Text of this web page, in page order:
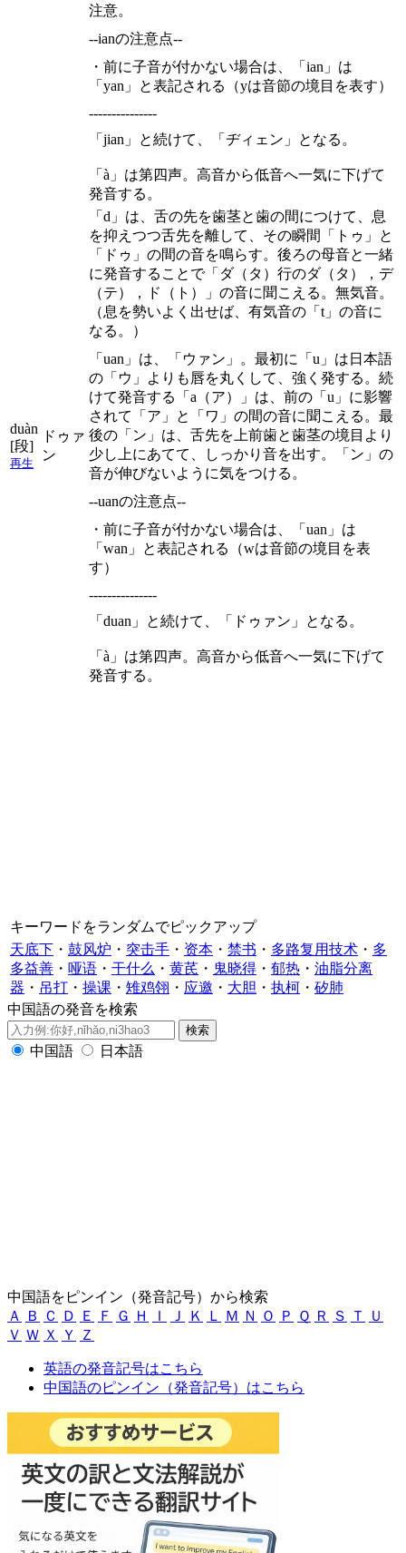
注意。
--ianの注意点--
・前に子音が付かない場合は、「ian」は
「yan」と表記される（yは音節の境目を表す）
---------------
「jian」と続けて、「ヂィェン」となる。
「à」は第四声。高音から低音へ一気に下げて
発音する。
duàn
[段]
再生
ドゥァ
ン
「d」は、舌の先を歯茎と歯の間につけて、息
を抑えつつ舌先を離して、その瞬間「トゥ」と
「ドゥ」の間の音を鳴らす。後ろの母音と一緒
に発音することで「ダ（タ）行のダ（タ），デ
（テ），ド（ト）」の音に聞こえる。無気音。
（息を勢いよく出せば、有気音の「t」の音に
なる。）
「uan」は、「ウァン」。最初に「u」は日本語
の「ウ」よりも唇を丸くして、強く発する。続
けて発音する「a（ア）」は、前の「u」に影響
されて「ア」と「ワ」の間の音に聞こえる。最
後の「ン」は、舌先を上前歯と歯茎の境目より
少し上にあてて、しっかり音を出す。「ン」の
音が伸びないように気をつける。
--uanの注意点--
・前に子音が付かない場合は、「uan」は
「wan」と表記される（wは音節の境目を表
す）
---------------
「duan」と続けて、「ドゥァン」となる。
「à」は第四声。高音から低音へ一気に下げて
発音する。
キーワードをランダムでピックアップ
天底下 ・ 鼓风炉 ・ 突击手 ・ 资本 ・ 禁书 ・ 多路复用技术 ・ 多
多益善 ・ 哑语 ・ 干什么 ・ 黄芪 ・ 鬼晓得 ・ 郁热 ・ 油脂分离
器 ・ 吊打 ・ 操课 ・ 雉鸡翎 ・ 应邀 ・ 大胆 ・ 执柯 ・ 矽肺
中国語の発音を検索
中国語 日本語
中国語をピンイン（発音記号）から検索
Ａ
Ｂ Ｃ Ｄ Ｅ Ｆ Ｇ Ｈ Ｉ Ｊ Ｋ Ｌ Ｍ Ｎ Ｏ Ｐ Ｑ Ｒ Ｓ Ｔ
Ｕ
Ｖ Ｗ Ｘ Ｙ Ｚ
英語の発音記号はこちら
中国語のピンイン（発音記号）はこちら